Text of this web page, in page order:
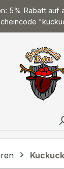
5% Rabatt auf